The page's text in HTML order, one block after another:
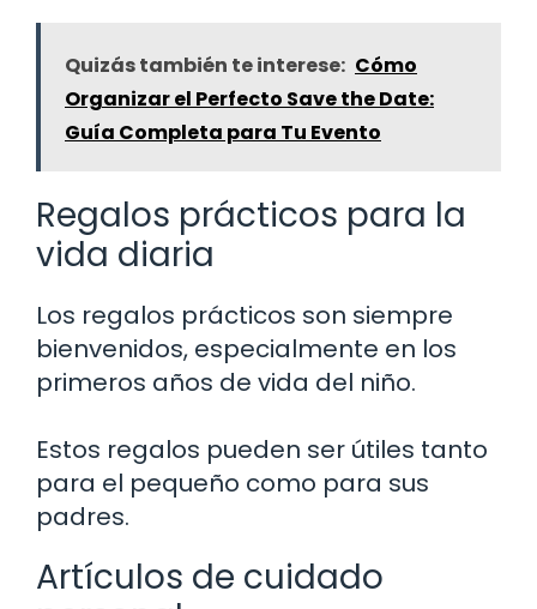
Quizás también te interese: Cómo
Organizar el Perfecto Save the Date:
Guía Completa para Tu Evento
Regalos prácticos para la
vida diaria
Los regalos prácticos son siempre
bienvenidos, especialmente en los
primeros años de vida del niño.
Estos regalos pueden ser útiles tanto
para el pequeño como para sus
padres.
Artículos de cuidado